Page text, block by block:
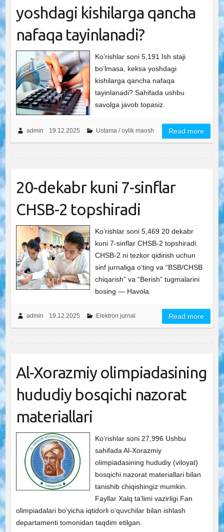
yoshdagi kishilarga qancha
nafaqa tayinlanadi?
Ko‘rishlar soni 5,191 Ish staji
bo‘lmasa, keksa yoshdagi
kishilarga qancha nafaqa
tayinlanadi? Sahifada ushbu
savolga javob topasiz.
admin 19.12.2025 Ustama / oylik maosh Read more
20-dekabr kuni 7-sinflar
CHSB-2 topshiradi
Ko‘rishlar soni 5,469 20 dekabr
kuni 7-sinflar CHSB-2 topshiradi.
CHSB-2 ni tezkor qidirish uchun
sinf jurnaliga o‘ting va “BSB/CHSB
chiqarish” va “Berish” tugmalarini
bosing — Havola.
admin 19.12.2025 Elektron jurnal Read more
Al-Xorazmiy olimpiadasining
hududiy bosqichi nazorat
materiallari
Ko‘rishlar soni 27,996 Ushbu
sahifada Al-Xorazmiy
olimpiadasining hududiy (viloyat)
bosqichi nazorat materiallari bilan
tanishib chiqishingiz mumkin.
Fayllar Xalq ta’limi vazirligi Fan
olimpiadalari bo‘yicha iqtidorli o‘quvchilar bilan ishlash
departamenti tomonidan taqdim etilgan.